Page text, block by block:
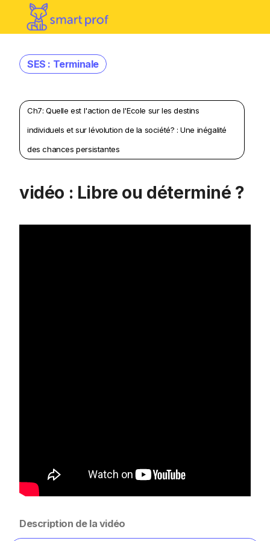
SES : Terminale
Ch7: Quelle est l'action de l'Ecole sur les destins
individuels et sur lévolution de la société? : Une inégalité
des chances persistantes
vidéo : Libre ou déterminé ?
Description de la vidéo